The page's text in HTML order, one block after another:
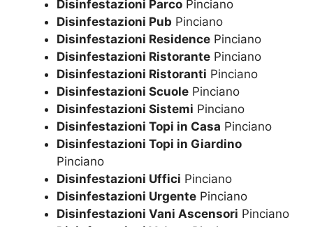
Disinfestazioni Parco Pinciano
Disinfestazioni Pub Pinciano
Disinfestazioni Residence Pinciano
Disinfestazioni Ristorante Pinciano
Disinfestazioni Ristoranti Pinciano
Disinfestazioni Scuole Pinciano
Disinfestazioni Sistemi Pinciano
Disinfestazioni Topi in Casa Pinciano
Disinfestazioni Topi in Giardino
Pinciano
Disinfestazioni Uffici Pinciano
Disinfestazioni Urgente Pinciano
Disinfestazioni Vani Ascensori Pinciano